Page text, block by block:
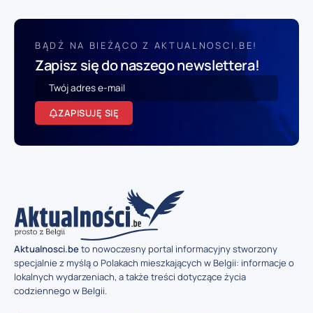
BĄDŹ NA BIEŻĄCO Z AKTUALNOSCI.BE!
Zapisz się do naszego newslettera!
ZAPISUJĘ SIĘ
Aktualnosci.beto nowoczesny portal informacyjny stworzony
specjalnie z myślą o Polakach mieszkających w Belgii: informacje o
lokalnych wydarzeniach, a także treści dotyczące życia
codziennego w Belgii.